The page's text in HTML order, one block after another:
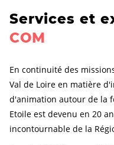
Services et
COM
En continuité des
Val de Loire en matière
d'animation autour de la
Etoile est devenu en 20
incontournable de la